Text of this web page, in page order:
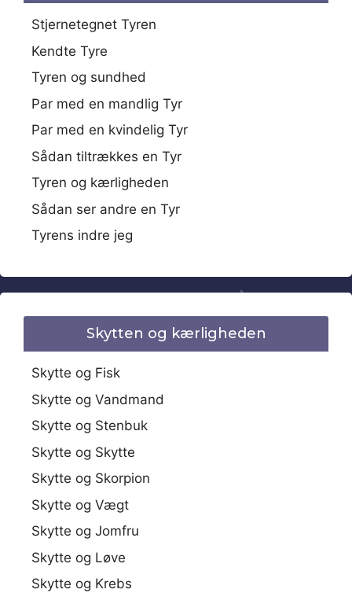
Stjernetegnet Tyren
Kendte Tyre
Tyren og sundhed
Par med en mandlig Tyr
Par med en kvindelig Tyr
Sådan tiltrækkes en Tyr
Tyren og kærligheden
Sådan ser andre en Tyr
Tyrens indre jeg
Skytten og kærligheden
Skytte og Fisk
Skytte og Vandmand
Skytte og Stenbuk
Skytte og Skytte
Skytte og Skorpion
Skytte og Vægt
Skytte og Jomfru
Skytte og Løve
Skytte og Krebs